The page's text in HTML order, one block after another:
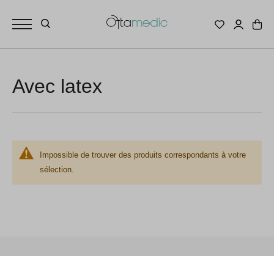
Avec latex
Impossible de trouver des produits correspondants à votre
sélection.